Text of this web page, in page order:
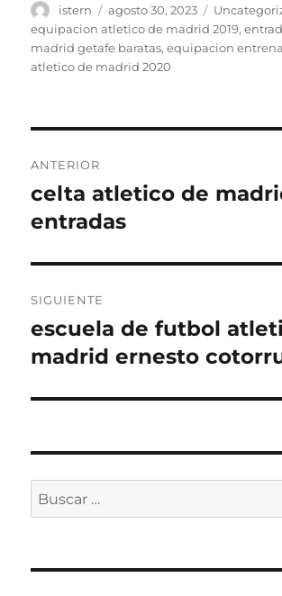
Autor
istern
Publicado
el
agosto 30, 2023 Categorías
equipacion atletico de madrid 2019,
madrid getafe baratas,equipacion
atletico de madrid 2020
de
entradas
ANTERIOR
Entrada
anterior:
celta atletico de
entradas
SIGUIENTE
Entrada
siguiente:
escuela de futbol
madrid ernesto
Buscar
por: